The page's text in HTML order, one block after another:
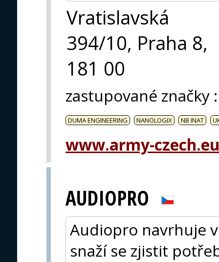
Vratislavská
394/10, Praha 8,
181 00
zastupované značky :
DUMA ENGINEERING NANOLOGIX NB INAT
www.army-czech.eu
AUDIOPRO
Audiopro navrhuje
snaží se zjistit